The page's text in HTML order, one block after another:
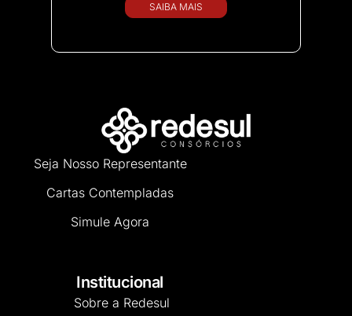
SAIBA MAIS
Seja Nosso Representante
Cartas Contempladas
Simule Agora
Institucional
Sobre a Redesul